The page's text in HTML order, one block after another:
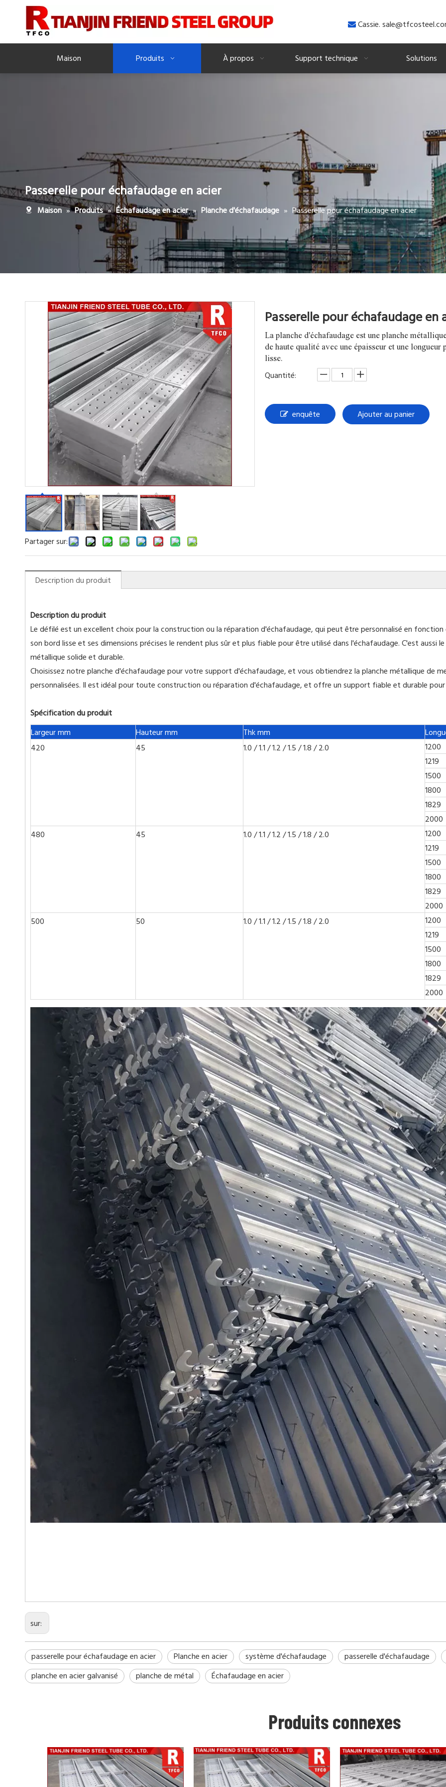
 Cassie.
Maison Produits À propos Support technique Solutions
Passerelle pour échafaudage en acier
Maison » Produits » Échafaudage en acier » Planche d'échafaudage » Passerelle pour échafaudage en acier
Partager sur:
Passerelle pour échafaudage en
La planche d'échafaudage est une planche
de haute qualité avec une épaisseur et une
lisse.
Quantité:
enquête Ajouter au panier
Description du produit
Description du produit
Le défilé est un excellent choix pour la construction ou la réparation d'échafaudage, qui peut être personnalisé en
son bord lisse et ses dimensions précises le rendent plus sûr et plus fiable pour être utilisé dans l'échafaudage. C'est aussi
métallique solide et durable.
Choisissez notre planche d'échafaudage pour votre support d'échafaudage, et vous obtiendrez la planche métallique de
personnalisées. Il est idéal pour toute construction ou réparation d'échafaudage, et offre un support fiable et durable
Spécification du produit
Largeur mm
Hauteur mm Thk mm
420
45 1.0 / 1.1 / 1.2 / 1.5 / 1.8 / 2.0 1200
1219
1500
1800
1829
2000
480
45 1.0 / 1.1 / 1.2 / 1.5 / 1.8 / 2.0 1200
1219
1500
1800
1829
2000
500
50 1.0 / 1.1 / 1.2 / 1.5 / 1.8 / 2.0 1200
1219
1500
1800
1829
2000
sur:
passerelle pour échafaudage en acier Planche en acier système d'échafaudage passerelle d'échafaudage
planche en acier galvanisé
planche de métal Échafaudage en acier
Produits connexes